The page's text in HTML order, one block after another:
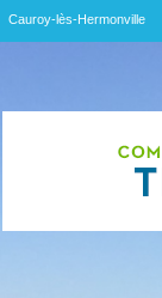
Cauroy-lès-Hermonville